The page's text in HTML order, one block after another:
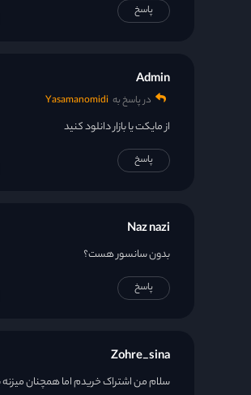
پاسخ
Admin
در پاسخ به Yasamanomidi
از مایکت یا بازار دانلود کنید
پاسخ
Naz nazi
بدون سانسور هست؟
پاسخ
Zohre_sina
سلام من اشتراک خریدم اما همچنان میزنه